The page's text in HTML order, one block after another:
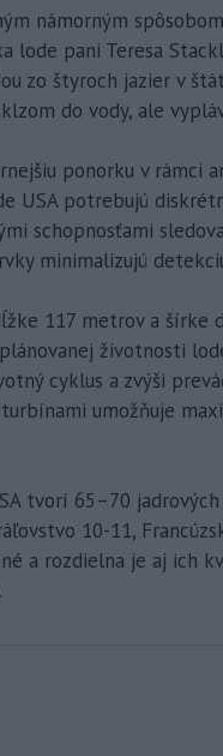
námorným
lode pani Teresa
zo štyroch jazier v
do vody, ale
ponorku v rámci
USA potrebujú
schopnosťami
minimalizujú
117 metrov a šírke
životnosti
cyklus a zvýši
umožňuje
tvorí 65–70
10-11,
a rozdielna je aj ich